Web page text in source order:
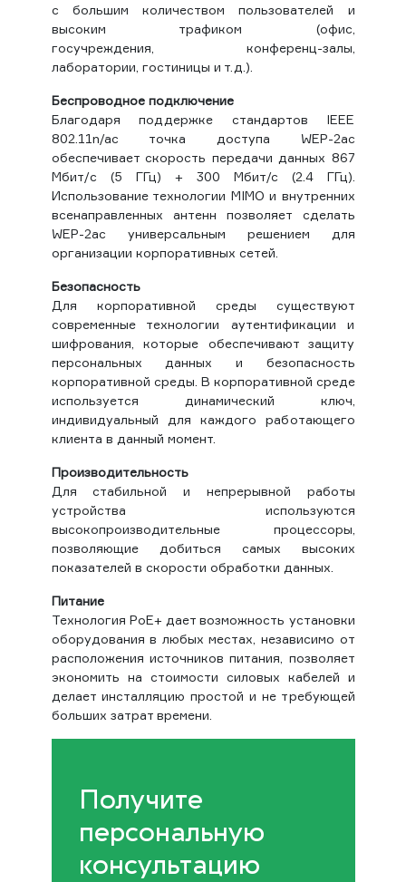
с большим количеством пользователей и
высоким трафиком (офис,
госучреждения, конференц-залы,
лаборатории, гостиницы и т.д.).
Беспроводное подключение
Благодаря поддержке стандартов IEEE
802.11n/ac точка доступа WEP-2ac
обеспечивает скорость передачи данных 867
Мбит/c (5 ГГц) + 300 Мбит/с (2.4 ГГц).
Использование технологии MIMO и внутренних
всенаправленных антенн позволяет сделать
WEP-2ac универсальным решением для
организации корпоративных сетей.
Безопасность
Для корпоративной среды существуют
современные технологии аутентификации и
шифрования, которые обеспечивают защиту
персональных данных и безопасность
корпоративной среды. В корпоративной среде
используется динамический ключ,
индивидуальный для каждого работающего
клиента в данный момент.
Производительность
Для стабильной и непрерывной работы
устройства используются
высокопроизводительные процессоры,
позволяющие добиться самых высоких
показателей в скорости обработки данных.
Питание
Технология PoE+ дает возможность установки
оборудования в любых местах, независимо от
расположения источников питания, позволяет
экономить на стоимости силовых кабелей и
делает инсталляцию простой и не требующей
больших затрат времени.
Получите
персональную
консультацию